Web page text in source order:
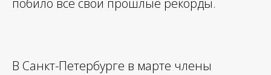
побило все свои прошлые рекорды.
В Санкт-Петербурге в марте члены